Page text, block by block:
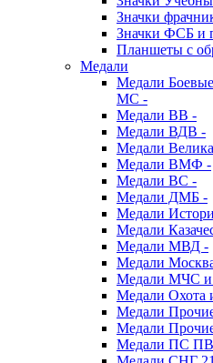
Значки
Значки ФСБ и
Планшеты с
Медали
Медали
МС -
Медали ВВ -
Медали ВДВ -
Медали
Медали ВМФ -
Медали ВС -
Медали ДМБ -
Медали
Медали
Медали МВД -
Медали
Медали МЧС
Медали Охота
Медали
Медали
Медали ПС